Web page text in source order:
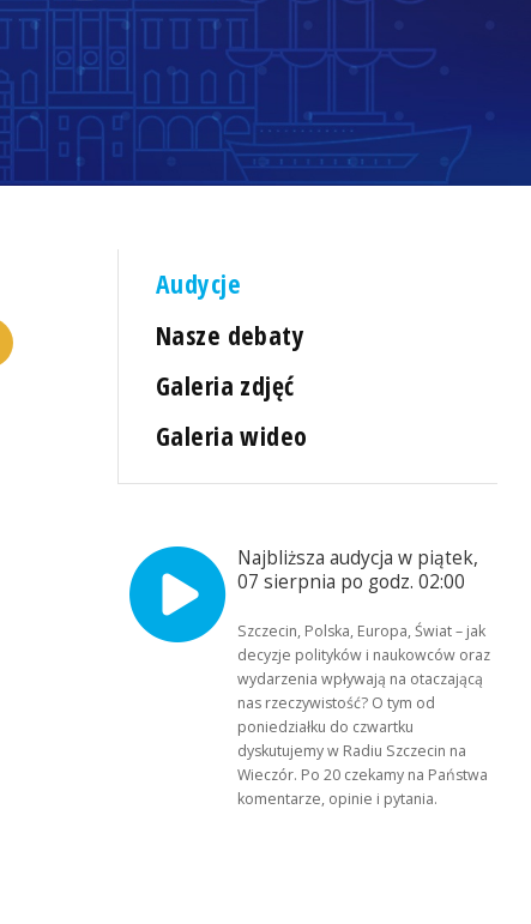
Audycje
Nasze debaty
Galeria zdjęć
Galeria wideo
Najbliższa audycja w piątek,
07 sierpnia po godz. 02:00
Szczecin, Polska, Europa, Świat – jak
decyzje polityków i naukowców oraz
wydarzenia wpływają na otaczającą
nas rzeczywistość? O tym od
poniedziałku do czwartku
dyskutujemy w Radiu Szczecin na
Wieczór. Po 20 czekamy na Państwa
komentarze, opinie i pytania.